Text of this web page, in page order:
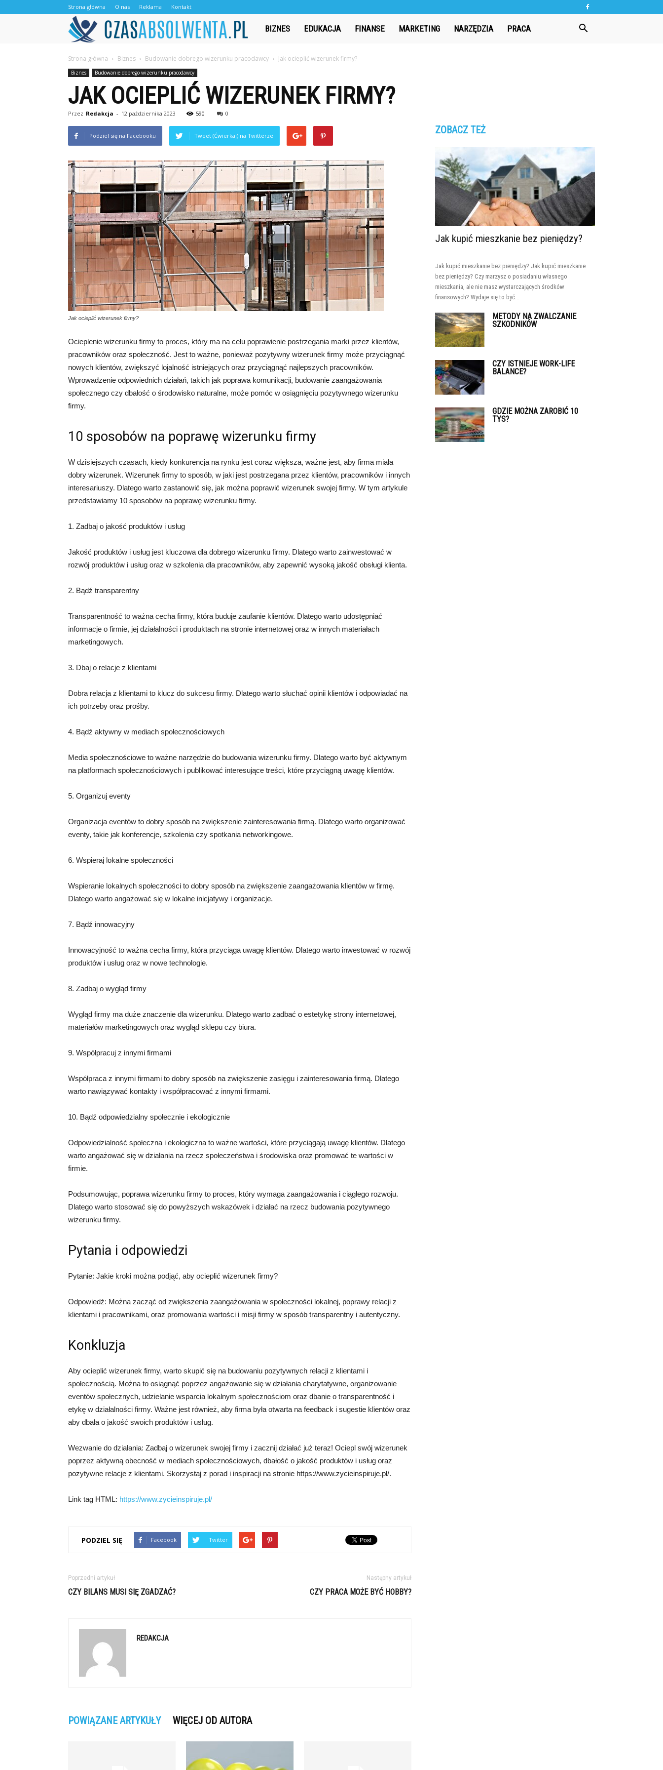
Strona główna O nas Reklama Kontakt
CzasAbsolwenta.pl
BIZNES EDUKACJA FINANSE MARKETING NARZĘDZIA PRACA
Strona główna Biznes Budowanie dobrego wizerunku pracodawcy Jak ocieplić wizerunek firmy?
Biznes Budowanie dobrego wizerunku pracodawcy
JAK OCIEPLIĆ WIZERUNEK FIRMY?
Przez Redakcja - 12 października 2023 590 0
Podziel się na Facebooku Tweet (Ćwierkaj) na Twitterze
Jak ocieplić wizerunek firmy?
Ocieplenie wizerunku firmy to proces, który ma na celu poprawienie postrzegania marki przez klientów,
pracowników oraz społeczność. Jest to ważne, ponieważ pozytywny wizerunek firmy może przyciągnąć
nowych klientów, zwiększyć lojalność istniejących oraz przyciągnąć najlepszych pracowników.
Wprowadzenie odpowiednich działań, takich jak poprawa komunikacji, budowanie zaangażowania
społecznego czy dbałość o środowisko naturalne, może pomóc w osiągnięciu pozytywnego wizerunku
firmy.
10 sposobów na poprawę wizerunku firmy
W dzisiejszych czasach, kiedy konkurencja na rynku jest coraz większa, ważne jest, aby firma miała
dobry wizerunek. Wizerunek firmy to sposób, w jaki jest postrzegana przez klientów, pracowników i innych
interesariuszy. Dlatego warto zastanowić się, jak można poprawić wizerunek swojej firmy. W tym artykule
przedstawiamy 10 sposobów na poprawę wizerunku firmy.
1. Zadbaj o jakość produktów i usług
Jakość produktów i usług jest kluczowa dla dobrego wizerunku firmy. Dlatego warto zainwestować w
rozwój produktów i usług oraz w szkolenia dla pracowników, aby zapewnić wysoką jakość obsługi klienta.
2. Bądź transparentny
Transparentność to ważna cecha firmy, która buduje zaufanie klientów. Dlatego warto udostępniać
informacje o firmie, jej działalności i produktach na stronie internetowej oraz w innych materiałach
marketingowych.
3. Dbaj o relacje z klientami
Dobra relacja z klientami to klucz do sukcesu firmy. Dlatego warto słuchać opinii klientów i odpowiadać na
ich potrzeby oraz prośby.
4. Bądź aktywny w mediach społecznościowych
Media społecznościowe to ważne narzędzie do budowania wizerunku firmy. Dlatego warto być aktywnym
na platformach społecznościowych i publikować interesujące treści, które przyciągną uwagę klientów.
5. Organizuj eventy
Organizacja eventów to dobry sposób na zwiększenie zainteresowania firmą. Dlatego warto organizować
eventy, takie jak konferencje, szkolenia czy spotkania networkingowe.
6. Wspieraj lokalne społeczności
Wspieranie lokalnych społeczności to dobry sposób na zwiększenie zaangażowania klientów w firmę.
Dlatego warto angażować się w lokalne inicjatywy i organizacje.
7. Bądź innowacyjny
Innowacyjność to ważna cecha firmy, która przyciąga uwagę klientów. Dlatego warto inwestować w rozwój
produktów i usług oraz w nowe technologie.
8. Zadbaj o wygląd firmy
Wygląd firmy ma duże znaczenie dla wizerunku. Dlatego warto zadbać o estetykę strony internetowej,
materiałów marketingowych oraz wygląd sklepu czy biura.
9. Współpracuj z innymi firmami
Współpraca z innymi firmami to dobry sposób na zwiększenie zasięgu i zainteresowania firmą. Dlatego
warto nawiązywać kontakty i współpracować z innymi firmami.
10. Bądź odpowiedzialny społecznie i ekologicznie
Odpowiedzialność społeczna i ekologiczna to ważne wartości, które przyciągają uwagę klientów. Dlatego
warto angażować się w działania na rzecz społeczeństwa i środowiska oraz promować te wartości w
firmie.
Podsumowując, poprawa wizerunku firmy to proces, który wymaga zaangażowania i ciągłego rozwoju.
Dlatego warto stosować się do powyższych wskazówek i działać na rzecz budowania pozytywnego
wizerunku firmy.
Pytania i odpowiedzi
Pytanie: Jakie kroki można podjąć, aby ocieplić wizerunek firmy?
Odpowiedź: Można zacząć od zwiększenia zaangażowania w społeczności lokalnej, poprawy relacji z
klientami i pracownikami, oraz promowania wartości i misji firmy w sposób transparentny i autentyczny.
Konkluzja
Aby ocieplić wizerunek firmy, warto skupić się na budowaniu pozytywnych relacji z klientami i
społecznością. Można to osiągnąć poprzez angażowanie się w działania charytatywne, organizowanie
eventów społecznych, udzielanie wsparcia lokalnym społecznościom oraz dbanie o transparentność i
etykę w działalności firmy. Ważne jest również, aby firma była otwarta na feedback i sugestie klientów oraz
aby dbała o jakość swoich produktów i usług.
Wezwanie do działania: Zadbaj o wizerunek swojej firmy i zacznij działać już teraz! Ociepl swój wizerunek
poprzez aktywną obecność w mediach społecznościowych, dbałość o jakość produktów i usług oraz
pozytywne relacje z klientami. Skorzystaj z porad i inspiracji na stronie https://www.zycieinspiruje.pl/.
Link tag HTML: https://www.zycieinspiruje.pl/
PODZIEL SIĘ Facebook Twitter
Poprzedni artykuł
CZY BILANS MUSI SIĘ ZGADZAĆ?
Następny artykuł
CZY PRACA MOŻE BYĆ HOBBY?
REDAKCJA
POWIĄZANE ARTYKUŁY WIĘCEJ OD AUTORA
ZOBACZ TEŻ
Jak kupić mieszkanie bez pieniędzy?
Jak kupić mieszkanie bez pieniędzy? Jak kupić mieszkanie
bez pieniędzy? Czy marzysz o posiadaniu własnego
mieszkania, ale nie masz wystarczających środków
finansowych? Wydaje się to być...
METODY NA ZWALCZANIE
SZKODNIKÓW
CZY ISTNIEJE WORK-LIFE
BALANCE?
GDZIE MOŻNA ZAROBIĆ 10
TYS?